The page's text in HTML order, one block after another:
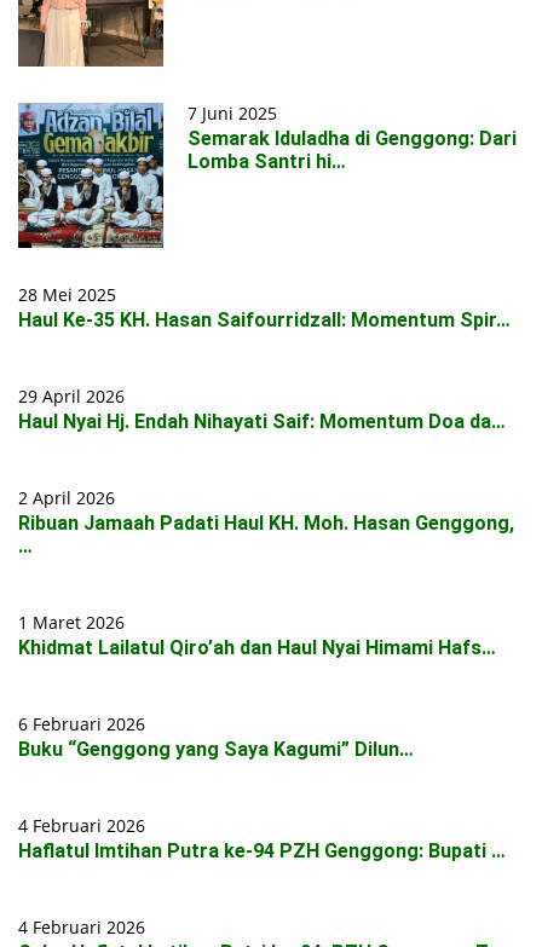
7 Juni 2025
Semarak Iduladha di Genggong: Dari
Lomba Santri hi…
28 Mei 2025
Haul Ke-35 KH. Hasan Saifourridzall: Momentum Spir…
29 April 2026
Haul Nyai Hj. Endah Nihayati Saif: Momentum Doa da…
2 April 2026
Ribuan Jamaah Padati Haul KH. Moh. Hasan Genggong,
…
1 Maret 2026
Khidmat Lailatul Qiro’ah dan Haul Nyai Himami Hafs…
6 Februari 2026
Buku “Genggong yang Saya Kagumi” Dilun…
4 Februari 2026
Haflatul Imtihan Putra ke-94 PZH Genggong: Bupati …
4 Februari 2026